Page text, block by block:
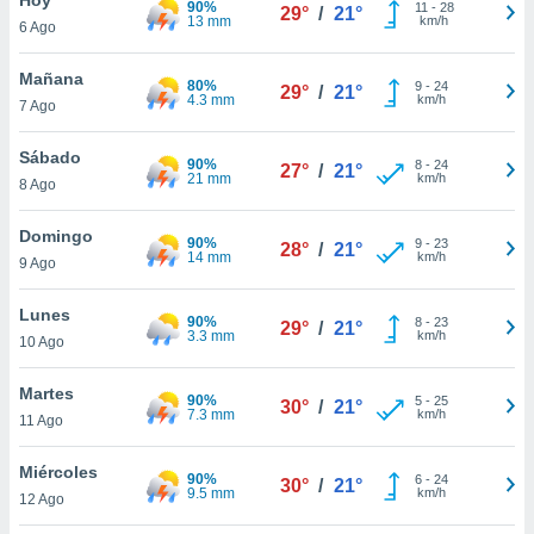
y
en
más
de
6 Ago
90%
13 mm
29° / 21° 11 - 28
km/h
Mañana
7 Ago
80%
4.3 mm
29° / 21° 9- 24
km/h
Sábado
8 Ago
90%
21 mm
27° / 21° 8- 24
km/h
Domingo
9 Ago
90%
14 mm
28° / 21° 9- 23
km/h
Lunes
10 Ago
90%
3.3 mm
29° / 21° 8- 23
km/h
Martes
11 Ago
90%
7.3 mm
30° / 21° 5- 25
km/h
Miércoles
12 Ago
90%
9.5 mm
30° / 21° 6- 24
km/h